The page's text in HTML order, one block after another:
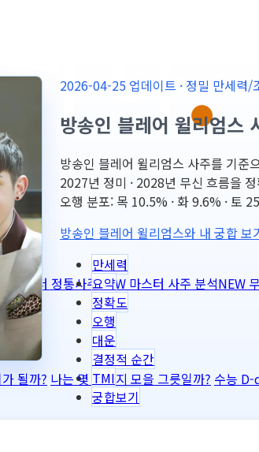
마스터 정통사주NEW 마스터 사주 분석NEW
될까? 나는 몇 억까지 모을 그릇일까? 수능 D-
2026-04-25 업데이트 · 정밀 만세력/
방송인 블레어 윌리엄스
방송인 블레어 윌리엄스 사주를 기준
2027년 정미 · 2028년 무신 흐름을
오행 분포: 목 10.5% · 화 9.6% · 토
방송인 블레어 윌리엄스와 내 궁합 보
만세력
요약
정확도
오행
대운
결정적 순간
TMI
궁합보기